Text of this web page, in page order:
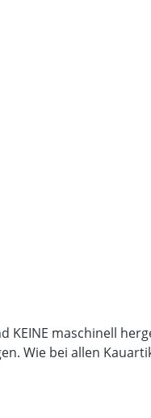
KEINE maschinell
Wie bei allen